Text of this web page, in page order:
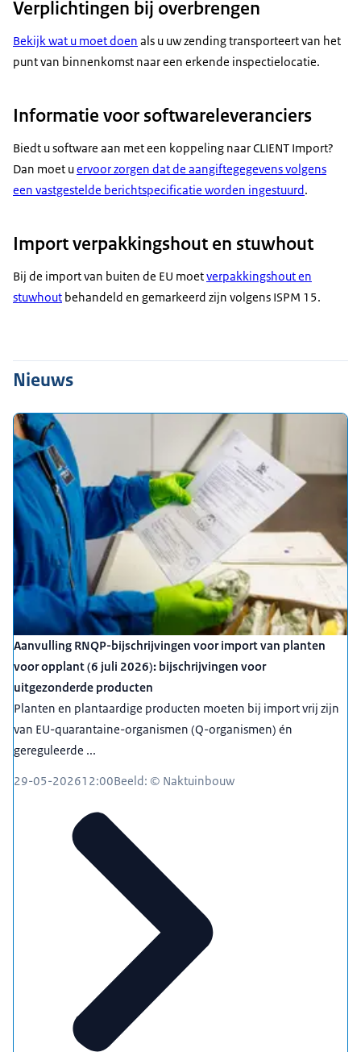
Verplichtingen bij overbrengen
Bekijk wat u moet doen als u uw zending transporteert van het
punt van binnenkomst naar een erkende inspectielocatie.
Informatie voor softwareleveranciers
Biedt u software aan met een koppeling naar CLIENT Import?
Dan moet uervoor zorgen dat de aangiftegegevens volgens
een vastgestelde berichtspecificatie worden ingestuurd.
Import verpakkingshout en stuwhout
Bij de import van buiten de EU moetverpakkingshout en
stuwhout behandeld en gemarkeerd zijn volgens ISPM 15.
Nieuws
Aanvulling RNQP-bijschrijvingen voor import van planten
voor opplant (6 juli 2026): bijschrijvingen voor
uitgezonderde producten
Planten en plantaardige producten moeten bij import vrij zijn
van EU-quarantaine-organismen (Q-organismen) én
gereguleerde ...
29-05-202612:00Beeld: © Naktuinbouw